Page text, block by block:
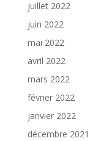
juillet 2022
juin 2022
mai 2022
avril 2022
mars 2022
février 2022
janvier 2022
décembre 2021